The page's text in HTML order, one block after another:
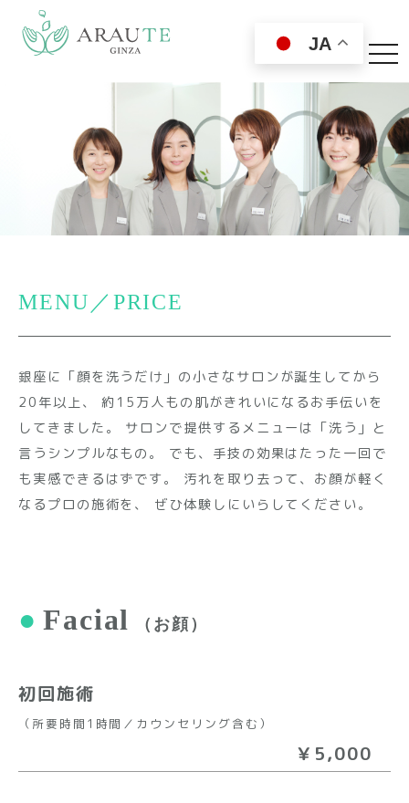
JA
MENU／PRICE
銀座に「顔を洗うだけ」の小さなサロンが誕生してから
20年以上、
約15万人もの肌がきれいになるお手伝いを
してきました。
サロンで提供するメニューは「洗う」と
言うシンプルなもの。
でも、手技の効果はたった一回で
も実感できるはずです。
汚れを取り去って、お顔が軽く
なるプロの施術を、
ぜひ体験しにいらしてください。
● Facial （お顔）
初回施術
（所要時間1時間／カウンセリング含む）
￥5,000